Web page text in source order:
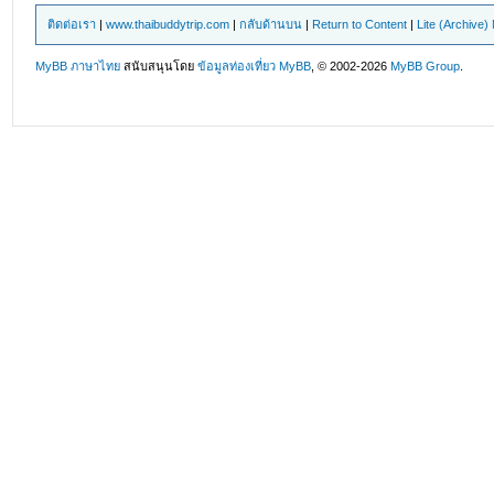
ติดต่อเรา |www.thaibuddytrip.com |กลับด้านบน | Return to Content | Lite (Archive)
MyBB ภาษาไทย สนับสนุนโดยข้อมูลท่องเที่ยว MyBB , © 2002-2026MyBB Group